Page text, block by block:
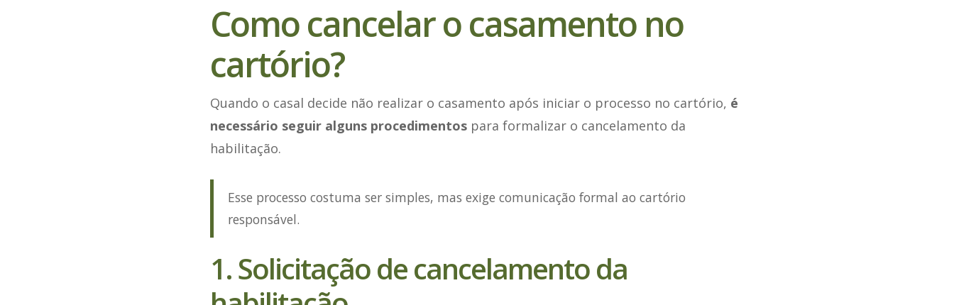
Como cancelar o casamento no
cartório?
Quando o casal decide não realizar o casamento após iniciar o processo no cartório, é
necessário seguir alguns procedimentospara formalizar o cancelamento da
habilitação.
Esse processo costuma ser simples, mas exige comunicação formal ao cartório
responsável.
1. Solicitação de cancelamento da